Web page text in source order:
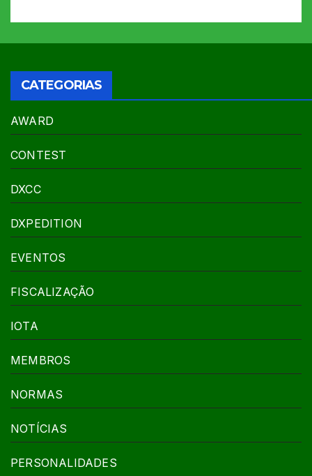
CATEGORIAS
AWARD
CONTEST
DXCC
DXPEDITION
EVENTOS
FISCALIZAÇÃO
IOTA
MEMBROS
NORMAS
NOTÍCIAS
PERSONALIDADES